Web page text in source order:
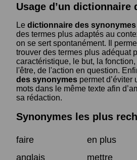
Usage d’un dictionnaire
Le dictionnaire des synonymes
des termes plus adaptés au
on se sert spontanément. Il
trouver des termes plus adéquat
caractéristique, le but, la
l'être, de l'action en question.
des synonymes permet d’éviter
mots dans le même texte afin
sa rédaction.
Synonymes les plus
faire
en plus
anglais
mettre